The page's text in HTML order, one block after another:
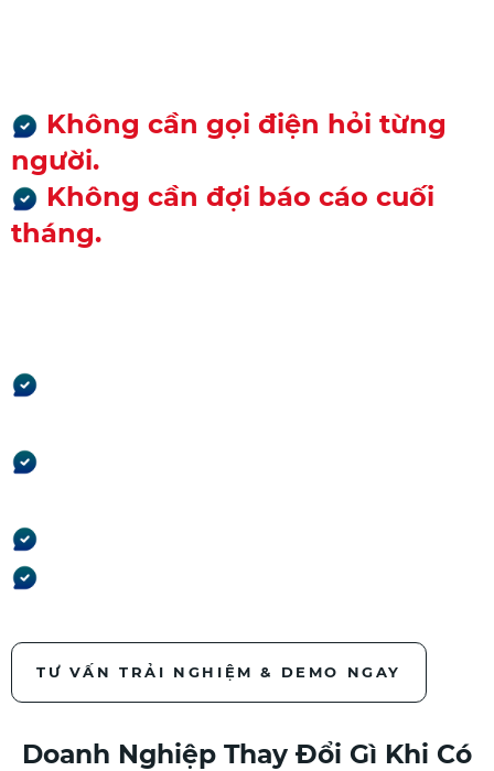
Không cần gọi điện hỏi từng
người.
Không cần đợi báo cáo cuối
tháng.
TƯ VẤN TRẢI NGHIỆM & DEMO NGAY
Doanh Nghiệp Thay Đổi Gì Khi Có